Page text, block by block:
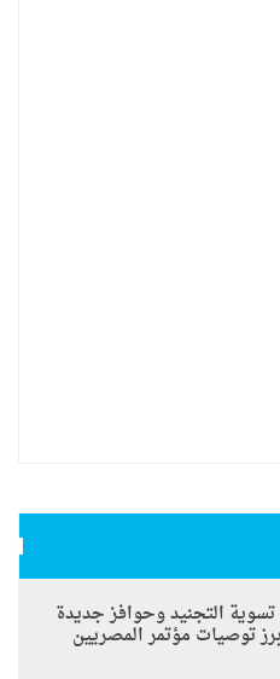
التجنيد وحوافز جديدة
توصيات مؤتمر المصريين